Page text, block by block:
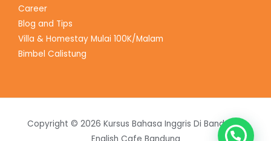
Career
Blog and Tips
Villa & Homestay Mulai 100K/Malam
Bimbel Calistung
Copyright © 2026 Kursus Bahasa Inggris Di Bandung |
English Cafe Bandung